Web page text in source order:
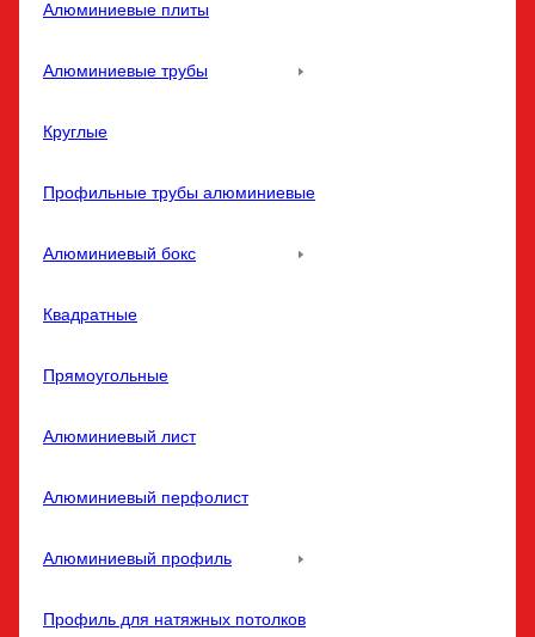
Алюминиевые плиты
Алюминиевые трубы
Круглые
Профильные трубы алюминиевые
Алюминиевый бокс
Квадратные
Прямоугольные
Алюминиевый лист
Алюминиевый перфолист
Алюминиевый профиль
Профиль для натяжных потолков